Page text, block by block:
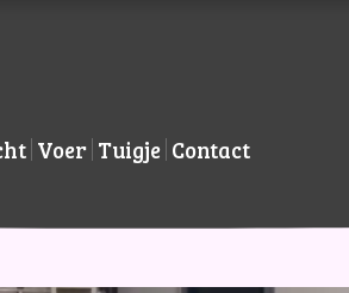
Voer Tuigje Contact